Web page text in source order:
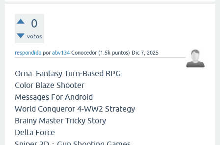
0
votos
respondido por abv134 Conocedor (1.5k puntos) Dic 7, 2025
Orna: Fantasy Turn‑Based RPG
Color Blaze Shooter
Messages For Android
World Conqueror 4-WW2 Strategy
Brainy Master Tricky Story
Delta Force